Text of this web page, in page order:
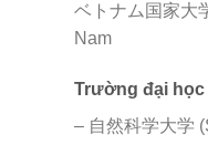
ベトナム国家大
Nam
Trường đại học
– 自然科学大学